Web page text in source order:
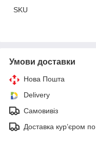
SKU
Умови доставки
Нова Пошта
Delivery
Самовивіз
Доставка кур’єром по